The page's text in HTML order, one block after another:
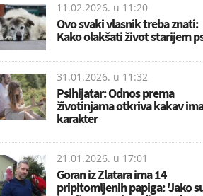
11.02.2026. u 11:20
Ovo svaki vlasnik treba znati:
Kako olakšati život starijem
31.01.2026. u 11:32
Psihijatar: Odnos prema
životinjama otkriva kakav
karakter
21.01.2026. u 17:01
Goran iz Zlatara ima 14
pripitomljenih papiga: 'Jako